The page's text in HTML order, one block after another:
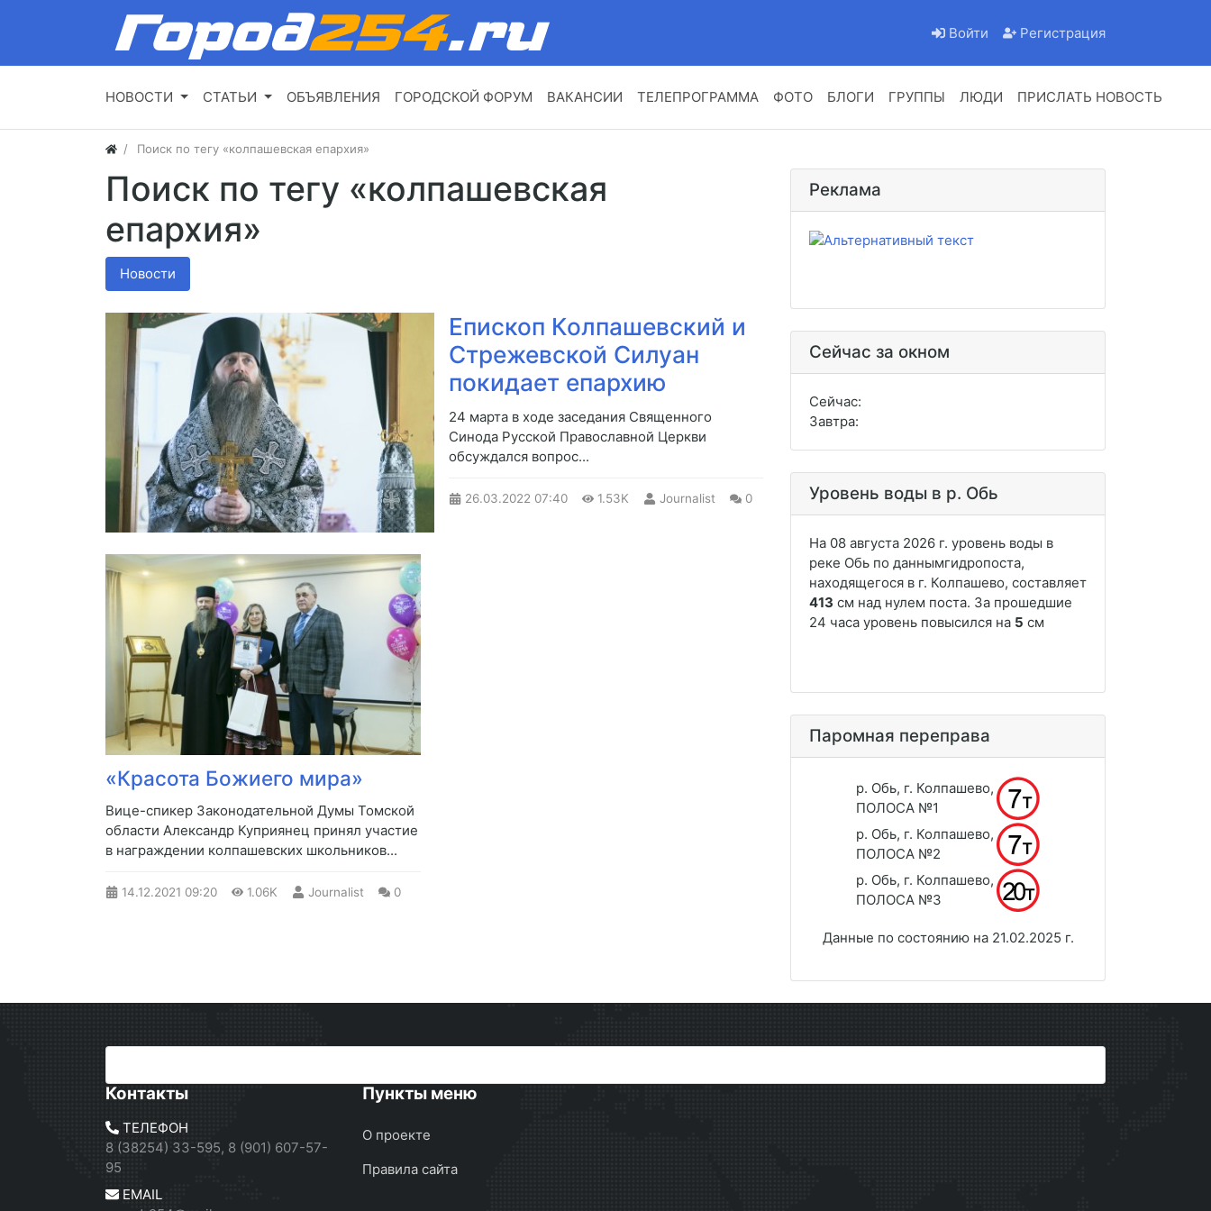
Войти Регистрация
НОВОСТИ СТАТЬИ ОБЪЯВЛЕНИЯ ГОРОДСКОЙ ФОРУМ ВАКАНСИИ ТЕЛЕПРОГРАММА ФОТО БЛОГИ ГРУППЫ ЛЮДИ ПРИСЛАТЬ НОВОСТЬ
Поиск по тегу «колпашевская епархия»
Поиск по тегу «колпашевская
епархия»
Новости
Епископ Колпашевский и
Стрежевской Силуан
покидает епархию
​24 марта в ходе заседания Священного
Синода Русской Православной Церкви
обсуждался вопрос...
26.03.2022 07:40 1.53K Journalist 0
«Красота Божиего мира»
​Вице-спикер Законодательной Думы Томской
области Александр Куприянец принял участие
в награждении колпашевских школьников...
14.12.2021 09:20 1.06K Journalist 0
Реклама
Сейчас за окном
Сейчас:
Завтра:
Уровень воды в р. Обь
Паромная переправа
р. Обь, г. Колпашево,
ПОЛОСА №1
р. Обь, г. Колпашево,
ПОЛОСА №2
р. Обь, г. Колпашево,
ПОЛОСА №3
Данные по состоянию на 21.02.2025 г.
Контакты
ТЕЛЕФОН
8 (38254) 33-595, 8 (901) 607-57-
95
EMAIL
Пункты меню
О проекте
Правила сайта